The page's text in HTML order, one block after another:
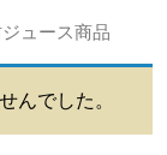
ュース商品
んでした。